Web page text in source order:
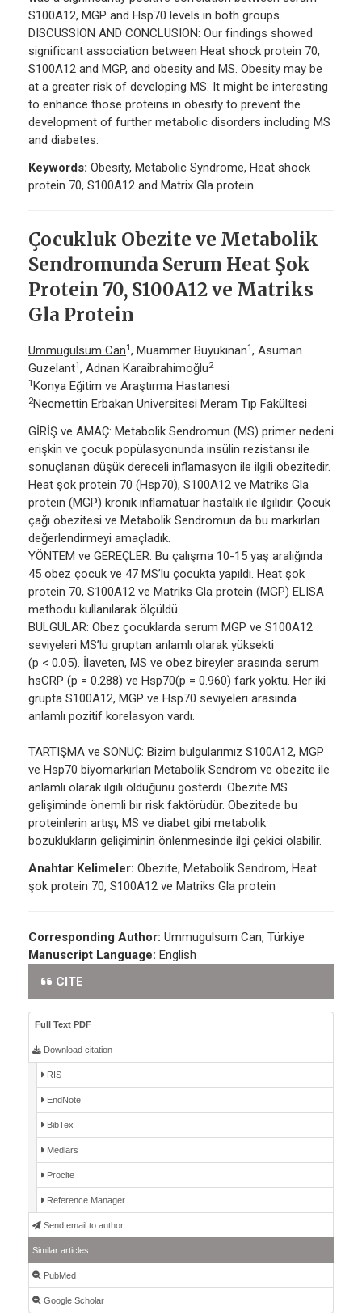
S100A12, MGP and Hsp70 levels in both groups.
DISCUSSION AND CONCLUSION: Our findings showed
significant association between Heat shock protein 70,
S100A12 and MGP, and obesity and MS. Obesity may be
at a greater risk of developing MS. It might be interesting
to enhance those proteins in obesity to prevent the
development of further metabolic disorders including MS
and diabetes.
Keywords: Obesity, Metabolic Syndrome, Heat shock
protein 70, S100A12 and Matrix Gla protein.
Çocukluk Obezite ve Metabolik
Sendromunda Serum Heat Şok
Protein 70, S100A12 ve Matriks
Gla Protein
Ummugulsum Can1, Muammer Buyukinan1, Asuman
Guzelant1, Adnan Karaibrahimoğlu2
1Konya Eğitim ve Araştırma Hastanesi
2Necmettin Erbakan Universitesi Meram Tıp Fakültesi
GİRİŞ ve AMAÇ: Metabolik Sendromun (MS) primer nedeni
erişkin ve çocuk popülasyonunda insülin rezistansı ile
sonuçlanan düşük dereceli inflamasyon ile ilgili obezitedir.
Heat şok protein 70 (Hsp70), S100A12 ve Matriks Gla
protein (MGP) kronik inflamatuar hastalık ile ilgilidir. Çocuk
çağı obezitesi ve Metabolik Sendromun da bu markırları
değerlendirmeyi amaçladık.
YÖNTEM ve GEREÇLER: Bu çalışma 10-15 yaş aralığında
45 obez çocuk ve 47 MS’lu çocukta yapıldı. Heat şok
protein 70, S100A12 ve Matriks Gla protein (MGP) ELISA
methodu kullanılarak ölçüldü.
BULGULAR: Obez çocuklarda serum MGP ve S100A12
seviyeleri MS’lu gruptan anlamlı olarak yüksekti
(p < 0.05). İlaveten, MS ve obez bireyler arasında serum
hsCRP (p = 0.288) ve Hsp70(p = 0.960) fark yoktu. Her iki
grupta S100A12, MGP ve Hsp70 seviyeleri arasında
anlamlı pozitif korelasyon vardı.
TARTIŞMA ve SONUÇ: Bizim bulgularımız S100A12, MGP
ve Hsp70 biyomarkırları Metabolik Sendrom ve obezite ile
anlamlı olarak ilgili olduğunu gösterdi. Obezite MS
gelişiminde önemli bir risk faktörüdür. Obezitede bu
proteinlerin artışı, MS ve diabet gibi metabolik
bozuklukların gelişiminin önlenmesinde ilgi çekici olabilir.
Anahtar Kelimeler: Obezite, Metabolik Sendrom, Heat
şok protein 70, S100A12 ve Matriks Gla protein
Corresponding Author: Ummugulsum Can, Türkiye
Manuscript Language: English
CITE
Full Text PDF
Download citation
RIS
EndNote
BibTex
Medlars
Procite
Reference Manager
Send email to author
Similar articles
PubMed
Google Scholar